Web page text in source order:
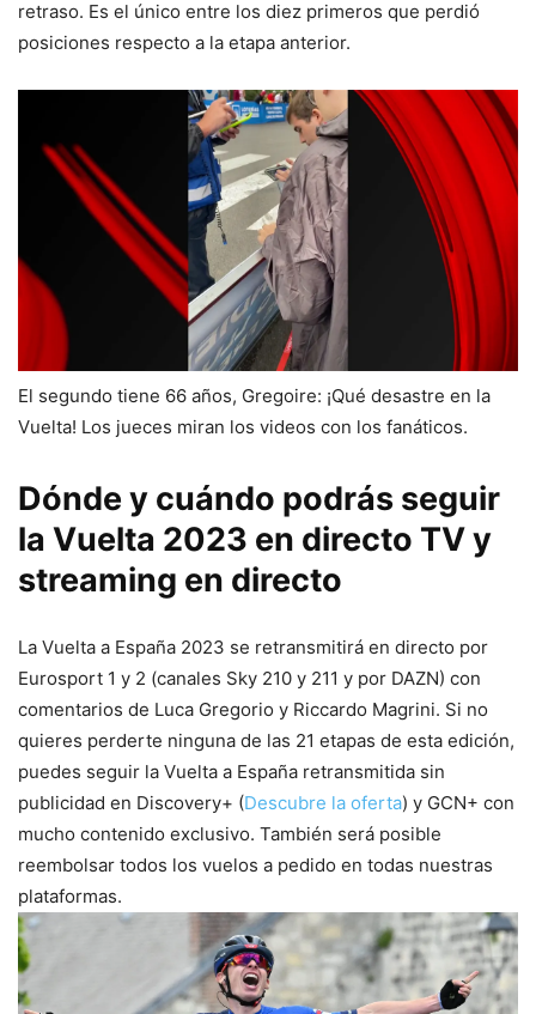
retraso. Es el único entre los diez primeros que perdió
posiciones respecto a la etapa anterior.
El segundo tiene 66 años, Gregoire: ¡Qué desastre en la
Vuelta! Los jueces miran los videos con los fanáticos.
Dónde y cuándo podrás seguir
la Vuelta 2023 en directo TV y
streaming en directo
La Vuelta a España 2023 se retransmitirá en directo por
Eurosport 1 y 2 (canales Sky 210 y 211 y por DAZN) con
comentarios de Luca Gregorio y Riccardo Magrini. Si no
quieres perderte ninguna de las 21 etapas de esta edición,
puedes seguir la Vuelta a España retransmitida sin
publicidad en Discovery+ (Descubre la oferta) y GCN+ con
mucho contenido exclusivo. También será posible
reembolsar todos los vuelos a pedido en todas nuestras
plataformas.